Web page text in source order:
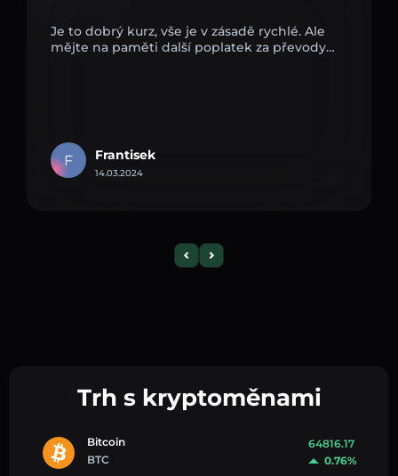
Je to dobrý kurz, vše je v zásadě rychlé. Ale
mějte na paměti další poplatek za převody…
F Frantisek
14.03.2024
Trh s kryptoměnami
Bitcoin
BTC
64816.17
0.76%